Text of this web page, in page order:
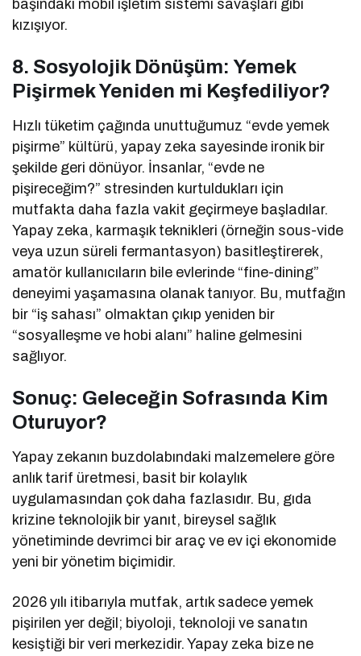
başındaki mobil işletim sistemi savaşları gibi
kızışıyor.
8. Sosyolojik Dönüşüm: Yemek
Pişirmek Yeniden mi Keşfediliyor?
Hızlı tüketim çağında unuttuğumuz “evde yemek
pişirme” kültürü, yapay zeka sayesinde ironik bir
şekilde geri dönüyor. İnsanlar, “evde ne
pişireceğim?” stresinden kurtuldukları için
mutfakta daha fazla vakit geçirmeye başladılar.
Yapay zeka, karmaşık teknikleri (örneğin sous-vide
veya uzun süreli fermantasyon) basitleştirerek,
amatör kullanıcıların bile evlerinde “fine-dining”
deneyimi yaşamasına olanak tanıyor. Bu, mutfağın
bir “iş sahası” olmaktan çıkıp yeniden bir
“sosyalleşme ve hobi alanı” haline gelmesini
sağlıyor.
Sonuç: Geleceğin Sofrasında Kim
Oturuyor?
Yapay zekanın buzdolabındaki malzemelere göre
anlık tarif üretmesi, basit bir kolaylık
uygulamasından çok daha fazlasıdır. Bu, gıda
krizine teknolojik bir yanıt, bireysel sağlık
yönetiminde devrimci bir araç ve ev içi ekonomide
yeni bir yönetim biçimidir.
2026 yılı itibarıyla mutfak, artık sadece yemek
pişirilen yer değil; biyoloji, teknoloji ve sanatın
kesiştiği bir veri merkezidir. Yapay zeka bize ne